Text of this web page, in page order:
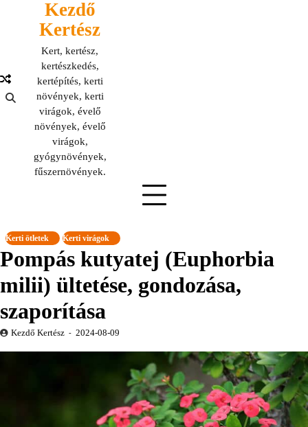
Kezdő
Kertész
Kert, kertész,
kertészkedés,
kertépítés, kerti
növények, kerti
virágok, évelő
növények, évelő
virágok,
gyógynövények,
fűszernövények.
Kerti ötletek Kerti virágok
Pompás kutyatej (Euphorbia
milii) ültetése, gondozása,
szaporítása
Kezdő Kertész 2024-08-09